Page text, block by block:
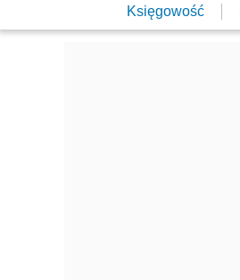
Księgowość